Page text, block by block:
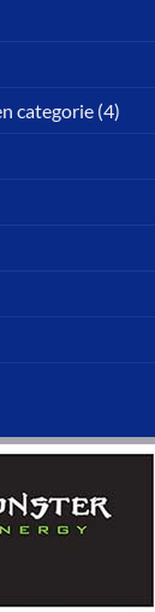
categorie (4)